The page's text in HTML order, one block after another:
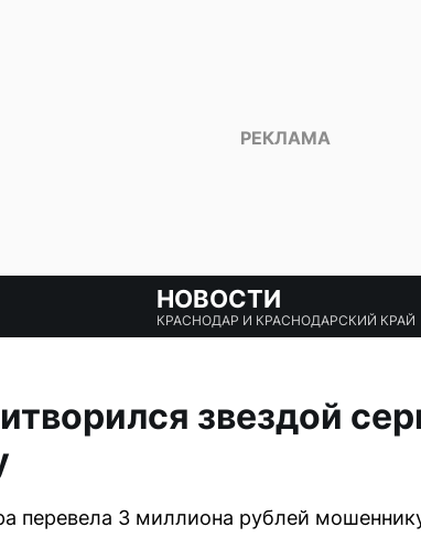
НОВОСТИ
КРАСНОДАР И КРАСНОДАРСКИЙ КРАЙ
звездой
перевела 3 миллиона рублей